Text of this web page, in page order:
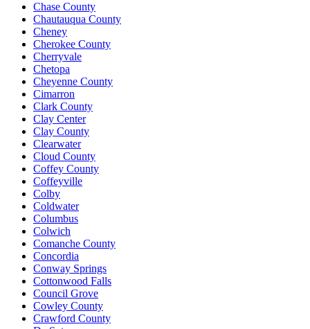
Chase County
Chautauqua County
Cheney
Cherokee County
Cherryvale
Chetopa
Cheyenne County
Cimarron
Clark County
Clay Center
Clay County
Clearwater
Cloud County
Coffey County
Coffeyville
Colby
Coldwater
Columbus
Colwich
Comanche County
Concordia
Conway Springs
Cottonwood Falls
Council Grove
Cowley County
Crawford County